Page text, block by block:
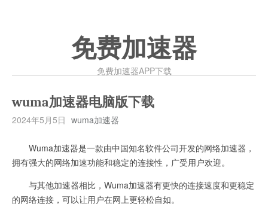
免费加速器
免费加速器APP下载
wuma加速器电脑版下载
2024年5月5日 wuma加速器
Wuma加速器是一款由中国知名软件公司开发的网络加速器，
拥有强大的网络加速功能和稳定的连接性，广受用户欢迎。
与其他加速器相比，Wuma加速器有更快的连接速度和更稳定
的网络连接，可以让用户在网上更轻松自如。